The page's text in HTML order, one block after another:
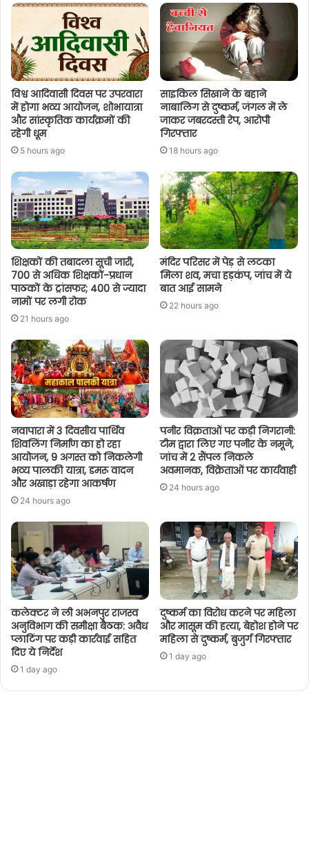
विश्व आदिवासी दिवस पर उपरवारा
में होगा भव्य आयोजन, शोभायात्रा
और सांस्कृतिक कार्यक्रमों की
रहेगी धूम
5 hours ago
साइकिल सिखाने के बहाने
नाबालिग से दुष्कर्म, जंगल में ले
जाकर जबरदस्ती रेप, आरोपी
गिरफ्तार
18 hours ago
शिक्षकों की तबादला सूची जारी,
700 से अधिक शिक्षकों-प्रधान
पाठकों के ट्रांसफर; 400 से ज्यादा
नामों पर लगी रोक
21 hours ago
मंदिर परिसर में पेड़ से लटका
मिला शव, मचा हड़कंप, जांच में ये
बात आई सामने
22 hours ago
नवापारा में 3 दिवसीय पार्थिव
शिवलिंग निर्माण का हो रहा
आयोजन, 9 अगस्त को निकलेगी
भव्य पालकी यात्रा, डमरू वादन
और अखाड़ा रहेगा आकर्षण
24 hours ago
पनीर विक्रताओं पर कड़ी निगरानी:
टीम द्वारा लिए गए पनीर के नमूने,
जांच में 2 सैंपल निकले
अवमानक, विक्रेताओं पर कार्यवाही
24 hours ago
कलेक्टर ने ली अभनपुर राजस्व
अनुविभाग की समीक्षा बैठक: अवैध
प्लाटिंग पर कड़ी कार्रवाई सहित
दिए ये निर्देश
1 day ago
दुष्कर्म का विरोध करने पर महिला
और मासूम की हत्या, बेहोश होने पर
महिला से दुष्कर्म, बुजुर्ग गिरफ्तार
1 day ago